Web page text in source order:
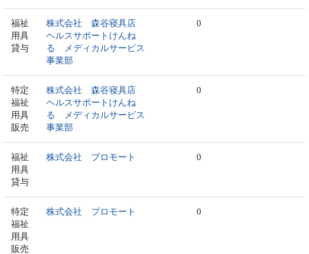
福祉
用具
貸与
株式会社 森谷寝具店
ヘルスサポートけんね
る メディカルサービス
事業部
0
特定
福祉
用具
販売
株式会社 森谷寝具店
ヘルスサポートけんね
る メディカルサービス
事業部
0
福祉
用具
貸与
株式会社 プロモート 0
特定
福祉
用具
販売
株式会社 プロモート 0